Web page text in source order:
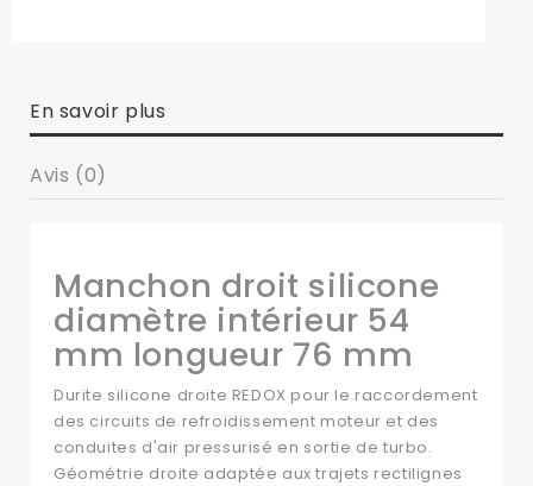
En savoir plus
Avis (0)
Manchon droit silicone
diamètre intérieur 54
mm longueur 76 mm
Durite silicone droite REDOX pour le raccordement
des circuits de refroidissement moteur et des
conduites d'air pressurisé en sortie de turbo.
Géométrie droite adaptée aux trajets rectilignes